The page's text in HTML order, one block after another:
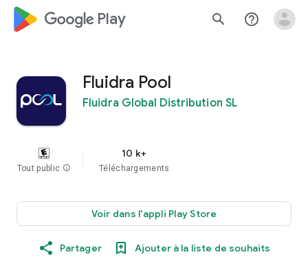
google_logo Play search help_outline
Fluidra Pool
Fluidra Global Distribution SL
Tout public info
10 k+
Téléchargements
Voir dans l'appli Play Store
Partager Ajouter à la liste de souhaits